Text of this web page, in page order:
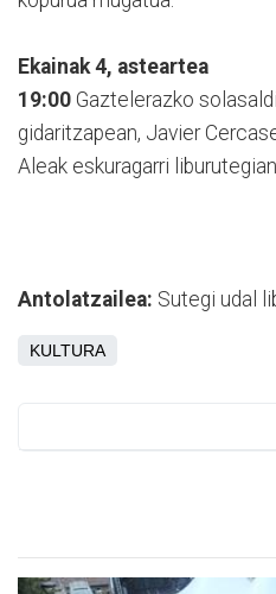
Ekainak 4, asteartea
19:00 Gaztelerazko
gidaritzapean, Javier
Aleak eskuragarri liburutegian.
Antolatzailea: Sutegi udal
KULTURA